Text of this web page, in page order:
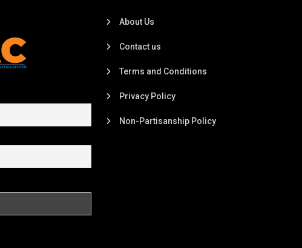
About Us
Contact us
Terms and Conditions
Privacy Policy
Non-Partisanship Policy